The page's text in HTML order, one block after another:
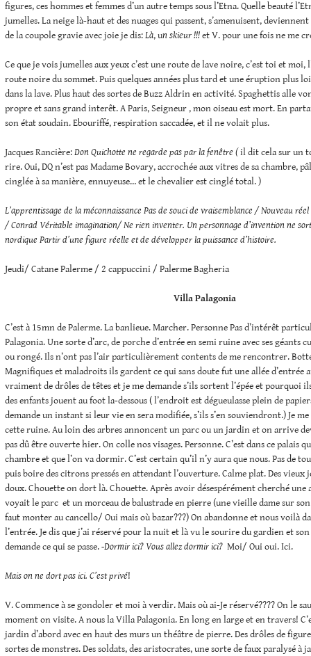
figures, ces hommes et femmes d’un autre temps sous l’Etna. Quelle beauté
jumelles. La neige là-haut et des nuages qui passent, s’amenuisent,
de la coupole gravie avec joie je dis:Là, un skieur !!!et V. pour une fois ne me
Ce que je vois jumelles aux yeux c’est une route de lave noire, c’est toi et moi,
route noire du sommet. Puis quelques années plus tard et une éruption plus
dans la lave. Plus haut des sortes de Buzz Aldrin en activité. Spaghettis alle
propre et sans grand interêt. A Paris, Seigneur , mon oiseau est mort. En
son état soudain. Ebouriffé, respiration saccadée, et il ne volait plus.
Jacques Rancière:Don Quichotte ne regarde pas par la fenêtre (il dit cela sur un
rire. Oui, DQ n’est pas Madame Bovary, accrochée aux vitres de sa chambre,
cinglée à sa manière, ennuyeuse… et le chevalier est cinglé total. )
L’apprentissage de la méconnaissance Pas de souci de vraisemblance / Nouveau réel
/ Conrad Véritable imagination/ Ne rien inventer. Un personnage d’invention ne
nordique Partir d’une figure réelle et de développer la puissance d’histoire.
Jeudi/ Catane Palerme / 2 cappuccini / Palerme Bagheria
Villa Palagonia
C’est à 15mn de Palerme. La banlieue. Marcher. Personne Pas d’intérêt
Palagonia. Une sorte d’arc, de porche d’entrée en semi ruine avec ses géants
ou rongé. Ils n’ont pas l’air particulièrement contents de me rencontrer.
Magnifiques et maladroits ils gardent ce qui sans doute fut une allée d’entrée
vraiment de drôles de têtes et je me demande s’ils sortent l’épée et pourquoi
des enfants jouent au foot la-dessous ( l’endroit est dégueulasse plein de
demande un instant si leur vie en sera modifiée, s’ils s’en souviendront.) Je
cette ruine. Au loin des arbres annoncent un parc ou un jardin et on arrive
pas dû être ouverte hier. On colle nos visages. Personne. C’est dans ce palais
chambre et que l’on va dormir. C’est certain qu’il n’y aura que nous. Pas de
puis boire des citrons pressés en attendant l’ouverture. Calme plat. Des vieux
doux. Chouette on dort là. Chouette. Après avoir désespérément cherché
voyait le parc et un morceau de balustrade en pierre (une vieille dame sur
faut monter au cancello/ Oui mais où bazar???) On abandonne et nous voilà
l’entrée. Je dis que j’ai réservé pour la nuit et là vu le sourire du gardien et
demande ce qui se passe.-Dormir ici? Vous allez dormir ici? Moi/ Oui oui. Ici.
Mais on ne dort pas ici. C’est privé!
V. Commence à se gondoler et moi à verdir. Mais où ai-Je réservé???? On le
moment on visite. A nous la Villa Palagonia. En long en large et en travers!
jardin d’abord avec en haut des murs un théâtre de pierre. Des drôles de
sortes de monstres. Des soldats, des aristocrates, une sorte de faux paralysé à